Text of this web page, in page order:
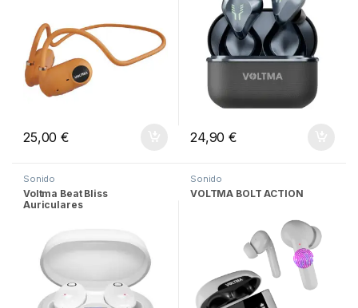
25,00€ 24,90€
Sonido
Voltma Beat Bliss
Auriculares
Sonido
VOLTMA BOLT ACTION